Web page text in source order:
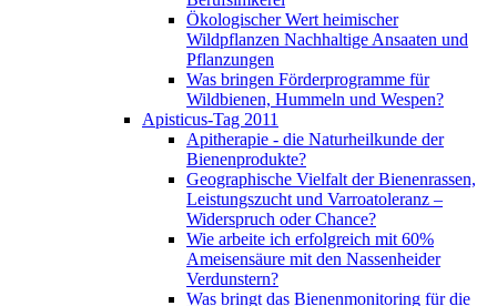
Ökologischer Wert heimischer
Wildpflanzen Nachhaltige Ansaaten und
Pflanzungen
Was bringen Förderprogramme für
Wildbienen, Hummeln und Wespen?
Apisticus-Tag 2011
Apitherapie - die Naturheilkunde der
Bienenprodukte?
Geographische Vielfalt der Bienenrassen,
Leistungszucht und Varroatoleranz –
Widerspruch oder Chance?
Wie arbeite ich erfolgreich mit 60%
Ameisensäure mit den Nassenheider
Verdunstern?
Was bringt das Bienenmonitoring für die